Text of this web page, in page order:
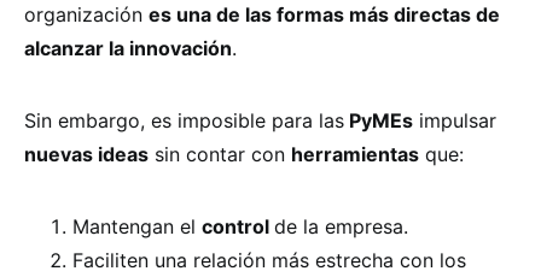
organización es una de las formas más directas de
alcanzar la innovación.
Sin embargo, es imposible para las PyMEs impulsar
nuevas ideas sin contar con herramientas que:
Mantengan el control de la empresa.
Faciliten una relación más estrecha con los